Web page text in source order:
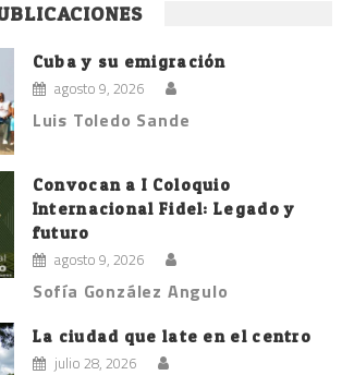
Cuba y su emigración
agosto 9, 2026
Luis Toledo Sande
Convocan a I Coloquio
Internacional Fidel: Legado y
futuro
agosto 9, 2026
Sofía González Angulo
La ciudad que late en el centro
julio 28, 2026